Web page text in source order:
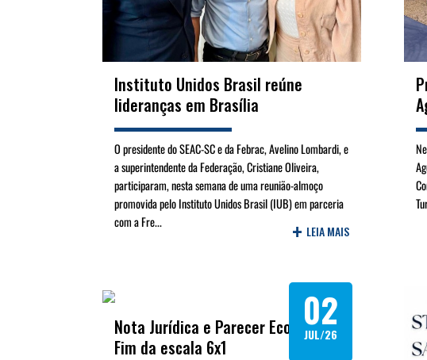
Instituto Unidos Brasil reúne
lideranças em Brasília
O presidente do SEAC-SC e da Febrac, Avelino Lombardi, e
a superintendente da Federação, Cristiane Oliveira,
participaram, nesta semana de uma reunião-almoço
promovida pelo Instituto Unidos Brasil (IUB) em parceria
com a Fre...
+ LEIA MAIS
Nota Jurídica e Parecer Econômico -
Fim da escala 6x1
02
JUL/26